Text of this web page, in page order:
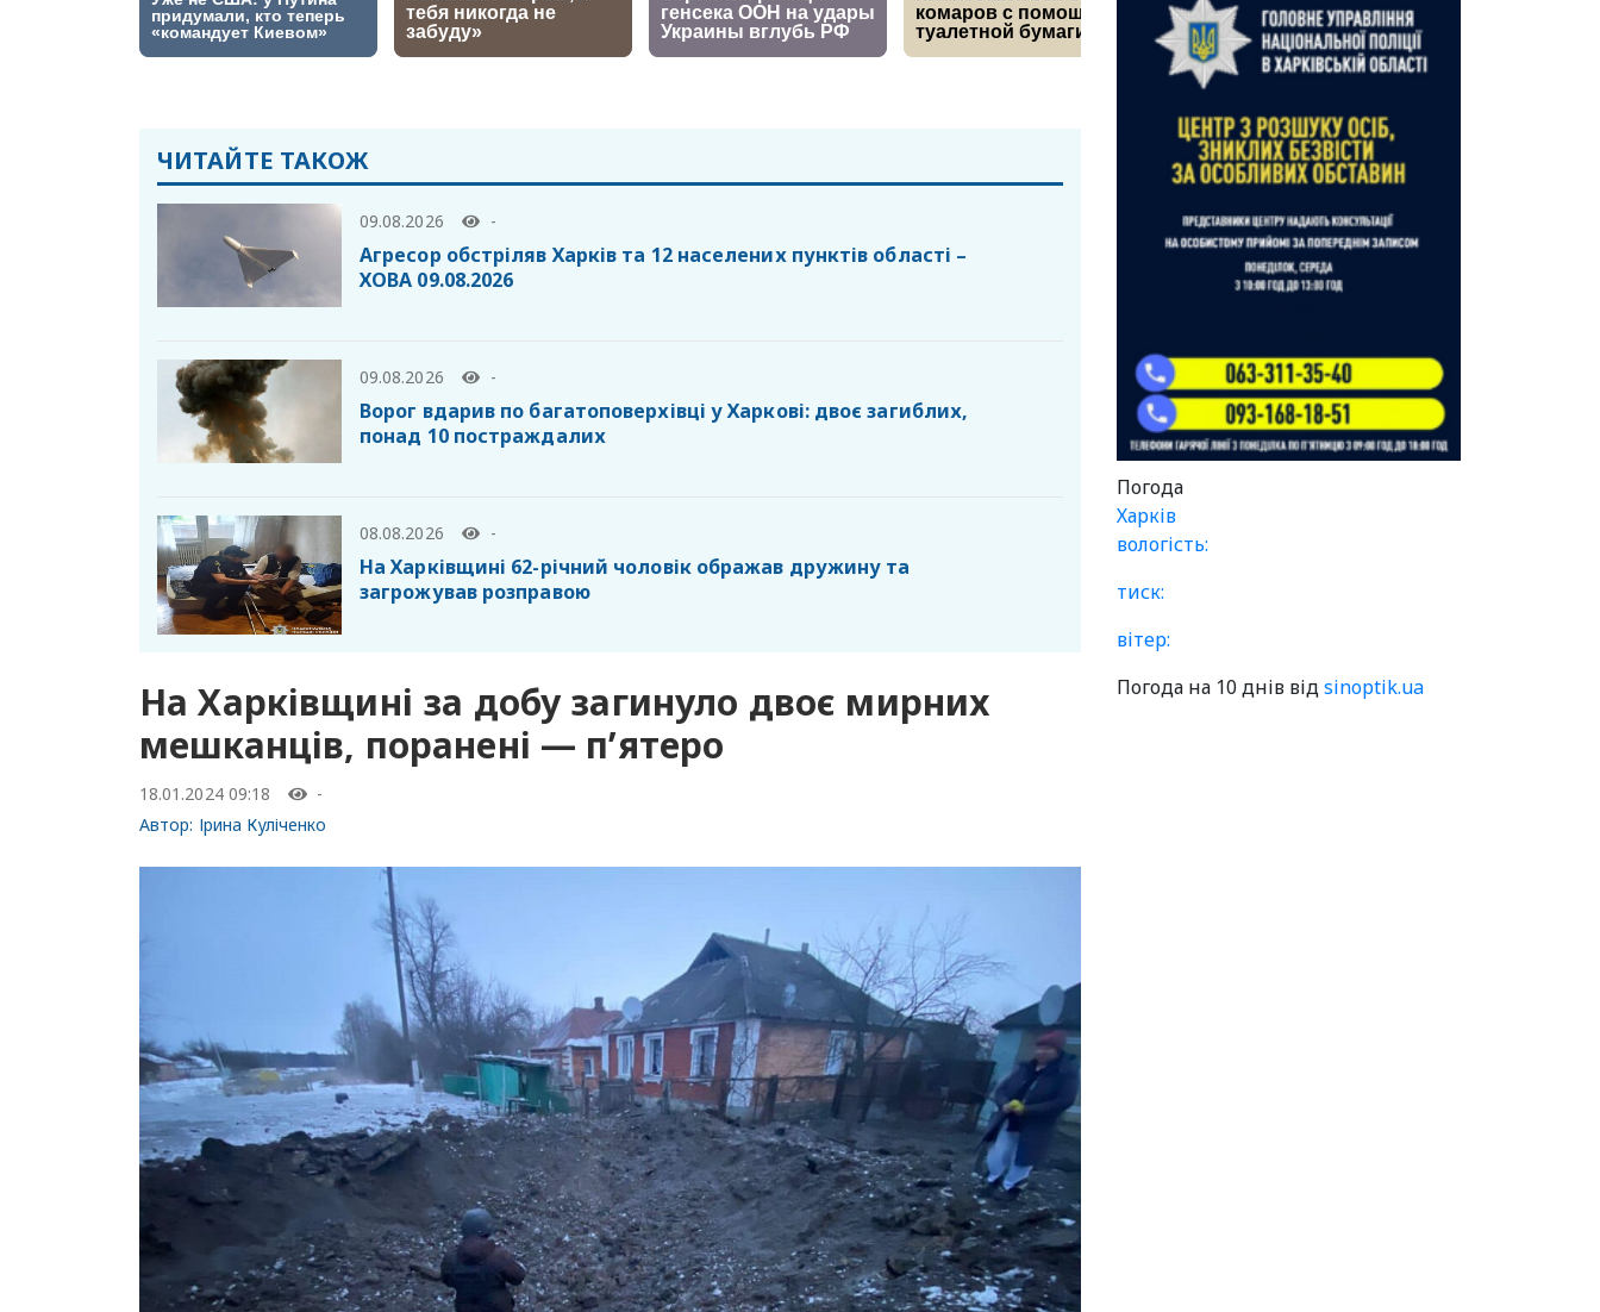
ЧИТАЙТЕ ТАКОЖ
09.08.2026 -
Агресор обстріляв Харків та 12 населених пунктів області –
ХОВА 09.08.2026
09.08.2026 -
Ворог вдарив по багатоповерхівці у Харкові: двоє загиблих,
понад 10 постраждалих
08.08.2026 -
На Харківщині 62-річний чоловік ображав дружину та
загрожував розправою
На Харківщині за добу загинуло двоє мирних
мешканців, поранені — п’ятеро
18.01.2024 09:18
-
Автор: Ірина Куліченко
Погода
Харків
вологість:
тиск:
вітер:
Погода на 10 днів відsinoptik.ua